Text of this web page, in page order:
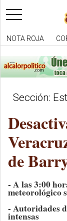
toggle
navigation
NOTA ROJA
Sección:
de
- A las 3:00
meteorológico
- Autoridades
intensas